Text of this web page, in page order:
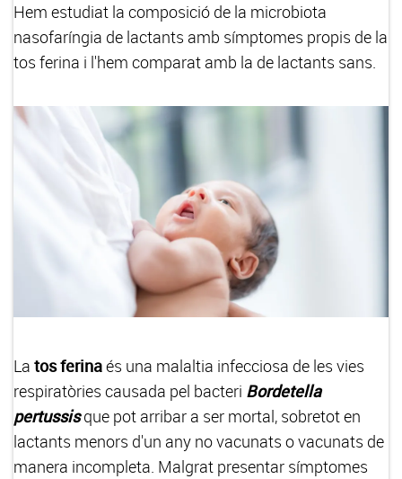
Hem estudiat la composició de la microbiota
nasofaríngia de lactants amb símptomes propis de la
tos ferina i l'hem comparat amb la de lactants sans.
La tos ferinaés una malaltia infecciosa de les vies
respiratòries causada pel bacteri Bordetella
pertussisque pot arribar a ser mortal, sobretot en
lactants menors d'un any no vacunats o vacunats de
manera incompleta. Malgrat presentar símptomes